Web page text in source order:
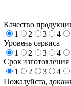
Качество
1
2 3 4
Уровень сервиса
1
2 3 4
Срок изготовления
1
2 3 4
Пожалуйста,